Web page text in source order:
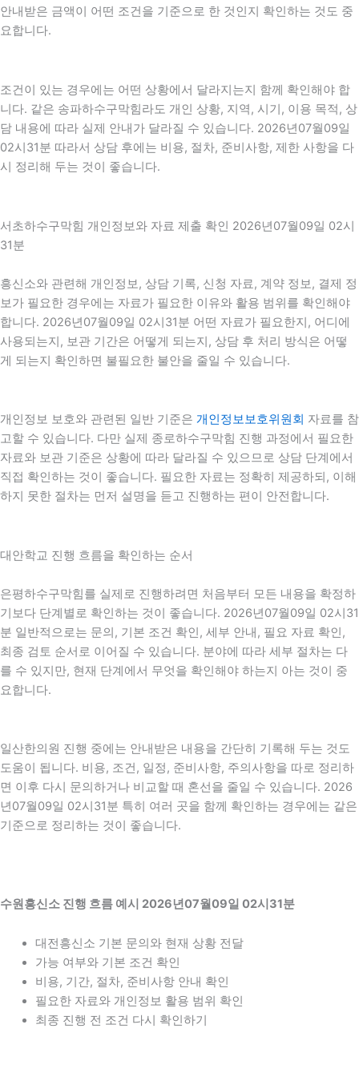
안내받은 금액이 어떤 조건을 기준으로 한 것인지 확인하는 것도 중
요합니다.
조건이 있는 경우에는 어떤 상황에서 달라지는지 함께 확인해야 합
니다. 같은 송파하수구막힘라도 개인 상황, 지역, 시기, 이용 목적, 상
담 내용에 따라 실제 안내가 달라질 수 있습니다. 2026년07월09일
02시31분 따라서 상담 후에는 비용, 절차, 준비사항, 제한 사항을 다
시 정리해 두는 것이 좋습니다.
서초하수구막힘 개인정보와 자료 제출 확인 2026년07월09일 02시
31분
흥신소와 관련해 개인정보, 상담 기록, 신청 자료, 계약 정보, 결제 정
보가 필요한 경우에는 자료가 필요한 이유와 활용 범위를 확인해야
합니다. 2026년07월09일 02시31분 어떤 자료가 필요한지, 어디에
사용되는지, 보관 기간은 어떻게 되는지, 상담 후 처리 방식은 어떻
게 되는지 확인하면 불필요한 불안을 줄일 수 있습니다.
개인정보 보호와 관련된 일반 기준은 개인정보보호위원회 자료를 참
고할 수 있습니다. 다만 실제 종로하수구막힘 진행 과정에서 필요한
자료와 보관 기준은 상황에 따라 달라질 수 있으므로 상담 단계에서
직접 확인하는 것이 좋습니다. 필요한 자료는 정확히 제공하되, 이해
하지 못한 절차는 먼저 설명을 듣고 진행하는 편이 안전합니다.
대안학교 진행 흐름을 확인하는 순서
은평하수구막힘를 실제로 진행하려면 처음부터 모든 내용을 확정하
기보다 단계별로 확인하는 것이 좋습니다. 2026년07월09일 02시31
분 일반적으로는 문의, 기본 조건 확인, 세부 안내, 필요 자료 확인,
최종 검토 순서로 이어질 수 있습니다. 분야에 따라 세부 절차는 다
를 수 있지만, 현재 단계에서 무엇을 확인해야 하는지 아는 것이 중
요합니다.
일산한의원 진행 중에는 안내받은 내용을 간단히 기록해 두는 것도
도움이 됩니다. 비용, 조건, 일정, 준비사항, 주의사항을 따로 정리하
면 이후 다시 문의하거나 비교할 때 혼선을 줄일 수 있습니다. 2026
년07월09일 02시31분 특히 여러 곳을 함께 확인하는 경우에는 같은
기준으로 정리하는 것이 좋습니다.
수원흥신소 진행 흐름 예시 2026년07월09일 02시31분
대전흥신소 기본 문의와 현재 상황 전달
가능 여부와 기본 조건 확인
비용, 기간, 절차, 준비사항 안내 확인
필요한 자료와 개인정보 활용 범위 확인
최종 진행 전 조건 다시 확인하기